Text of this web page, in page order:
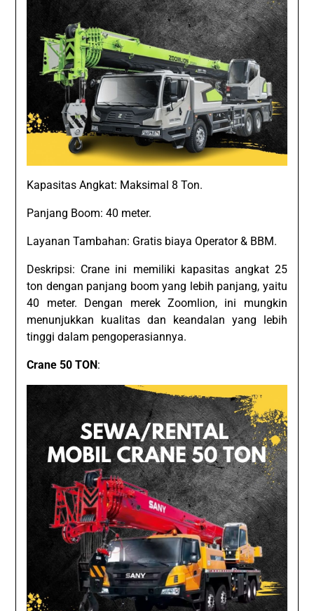
Kapasitas Angkat: Maksimal 8 Ton.
Panjang Boom: 40 meter.
Layanan Tambahan: Gratis biaya Operator & BBM.
Deskripsi: Crane ini memiliki kapasitas angkat 25
ton dengan panjang boom yang lebih panjang, yaitu
40 meter. Dengan merek Zoomlion, ini mungkin
menunjukkan kualitas dan keandalan yang lebih
tinggi dalam pengoperasiannya.
Crane 50 TON :